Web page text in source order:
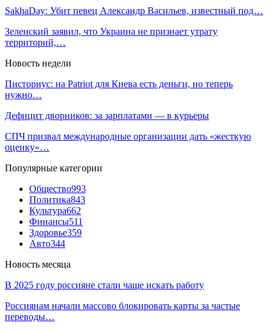
SakhaDay: Убит певец Александр Васильев, известный под…
Зеленский заявил, что Украина не признает утрату
территорий,…
Новость недели
Писториус: на Patriot для Киева есть деньги, но теперь
нужно…
Дефицит дворников: за зарплатами — в курьеры
СПЧ призвал международные организации дать «жесткую
оценку»…
Популярные категории
Общество993
Политика843
Культура662
Финансы511
Здоровье359
Авто344
Новость месяца
В 2025 году россияне стали чаще искать работу
Россиянам начали массово блокировать карты за частые
переводы…